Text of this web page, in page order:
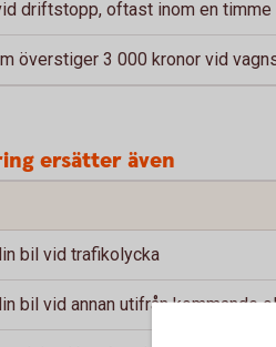
driftstopp, oftast inom en timme
överstiger 3 000 kronor vid
ersätter även
bil vid trafikolycka
bil vid annan utifrån kommande